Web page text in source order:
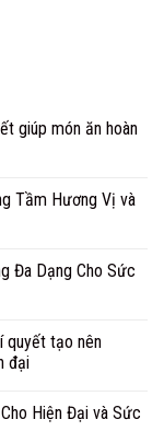
giúp món ăn hoàn
Tầm Hương Vị và
Đa Dạng Cho Sức
quyết tạo nên
đại
Hiện Đại và Sức